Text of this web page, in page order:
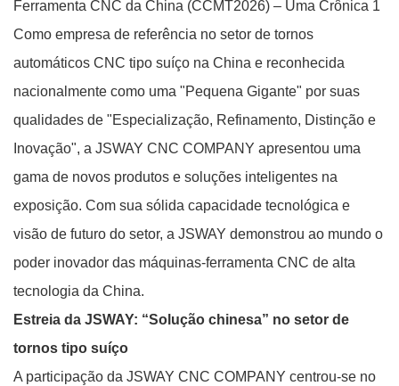
Como empresa de referência no setor de tornos
automáticos CNC tipo suíço na China e reconhecida
nacionalmente como uma "Pequena Gigante" por suas
qualidades de "Especialização, Refinamento, Distinção e
Inovação", a JSWAY CNC COMPANY apresentou uma
gama de novos produtos e soluções inteligentes na
exposição. Com sua sólida capacidade tecnológica e
visão de futuro do setor, a JSWAY demonstrou ao mundo o
poder inovador das máquinas-ferramenta CNC de alta
tecnologia da China.
Estreia da JSWAY: “Solução chinesa” no setor de
tornos tipo suíço
A participação da JSWAY CNC COMPANY centrou-se no